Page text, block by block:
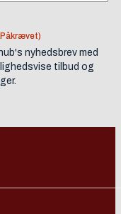
nyhedsbrev med
tilbud og